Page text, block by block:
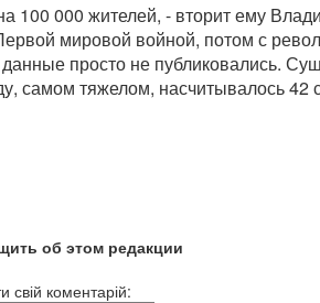
000 жителей, - вторит ему
мировой войной, потом с
просто не публиковались.
самом тяжелом, насчитывалось
об этом редакции
свій коментарій: